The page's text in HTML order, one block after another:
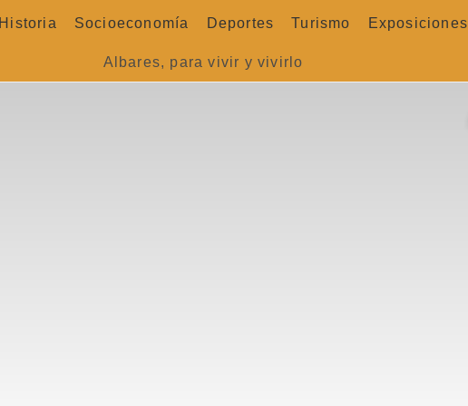
Historia Socioeconomía Deportes Turismo Exposiciones
Albares, para vivir y vivirlo